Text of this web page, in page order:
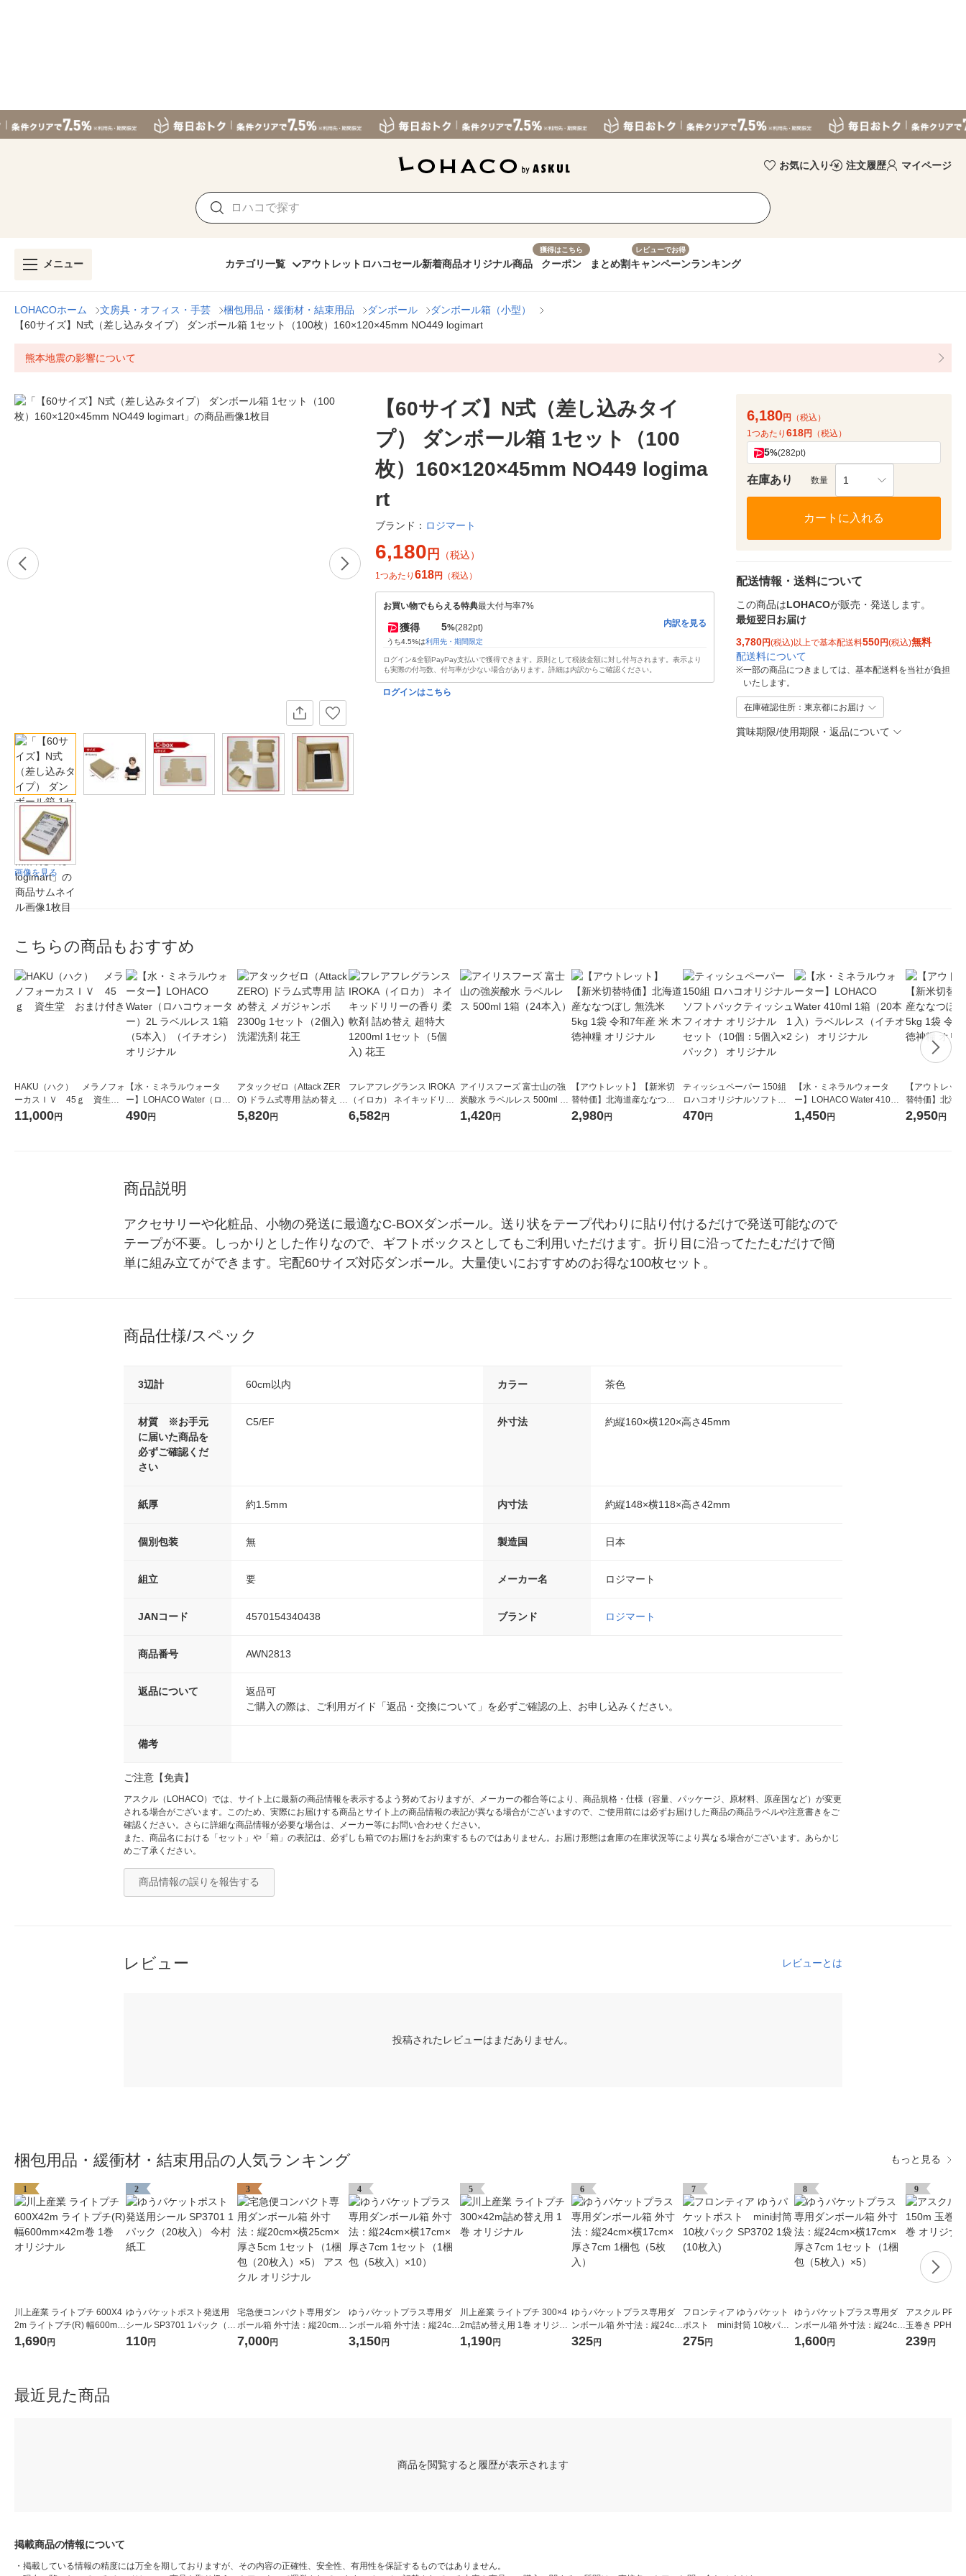
お気に入り 注文履歴 マイページ
メニュー カテゴリ一覧 アウトレット ロハコセール新着商品オリジナル商品
獲得はこちら
クーポン まとめ割
レビューでお得
キャンペーンランキング
LOHACOホーム 文房具・オフィス・手芸 梱包用品・緩衝材・結束用品 ダンボール
ダンボール箱（小型）
【60サイズ】N式（差し込みタイプ） ダンボール箱 1セット（100枚）160×120×45mm NO449 logimart
熊本地震の影響について
画像を見る
【60サイズ】N式（差し込みタイ
プ） ダンボール箱 1セット（100
枚）160×120×45mm NO449 logima
rt
ブランド： ロジマート
6,180 円 （税込）
1つあたり 618円 （税込）
お買い物でもらえる特典最大付与率7%
獲得 5%(282pt)
うち4.5%は利用先・期間限定
内訳を見る
ログイン&全額PayPay支払いで獲得できます。原則として税抜金額に対し付与されます。表示より
も実際の付与数、付与率が少ない場合があります。詳細は内訳からご確認ください。
ログインはこちら
6,180円
（税込）
1つあたり 618円 （税込）
5%(282pt)
在庫あり 数量 1
カートに入れる
配送情報・送料について
この商品はLOHACOが販売・発送します。
最短翌日お届け
3,780円(税込)以上で基本配送料550円(税込)無料
配送料について
※一部の商品につきましては、基本配送料を当社が負担
いたします。
在庫確認住所：東京都にお届け
賞味期限/使用期限・返品について
こちらの商品もおすすめ
HAKU（ハク） メラノフォ
ーカスＩＶ 45ｇ 資生
堂 おまけ付き
11,000円
【水・ミネラルウォータ
ー】LOHACO Water（ロハ
コウォーター）2L ラベルレ
490円
アタックゼロ（Attack ZER
O) ドラム式専用 詰め替え メ
ガジャンボ 2300g 1セット
（2個入) 洗濯洗剤 花王
5,820円
フレアフレグランス IROKA
（イロカ） ネイキッドリリ
ーの香り 柔軟剤 詰め替え 超
特大 1200ml 1セット（5個
6,582円
アイリスフーズ 富士山の強
炭酸水 ラベルレス 500ml 1
箱（24本入）
1,420円
【アウトレット】【新米切
替特価】北海道産ななつぼ
し 無洗米 5kg 1袋 令和7年産
米 木徳神糧 オリジナル
2,980円
ティッシュペーパー 150組
ロハコオリジナルソフトパ
ックティッシュ フィオナ オ
470円
【水・ミネラルウォータ
ー】LOHACO Water 410ml
1箱（20本入）ラベルレス
（イチオシ） オリジナル
1,450円
【アウトレッ
替特価】北海
し 精白米 5kg
米 木徳神糧 オ
2,950円
商品説明
アクセサリーや化粧品、小物の発送に最適なC-BOXダンボール。送り状をテープ代わりに貼り付けるだけで発送可能なので
テープが不要。しっかりとした作りなので、ギフトボックスとしてもご利用いただけます。折り目に沿ってたたむだけで簡
単に組み立てができます。宅配60サイズ対応ダンボール。大量使いにおすすめのお得な100枚セット。
商品仕様/スペック
3辺計 60cm以内 カラー 茶色
材質 ※お手元
に届いた商品を
必ずご確認くだ
さい
C5/EF 外寸法 約縦160×横120×高さ45mm
紙厚 約1.5mm 内寸法 約縦148×横118×高さ42mm
個別包装 無 製造国 日本
組立 要 メーカー名 ロジマート
JANコード 4570154340438 ブランド ロジマート
商品番号 AWN2813
返品について
返品可
ご購入の際は、ご利用ガイド「返品・交換について」を必ずご確認の上、お申し込みください。
備考
ご注意【免責】
アスクル（LOHACO）では、サイト上に最新の商品情報を表示するよう努めておりますが、メーカーの都合等により、商品規格・仕様（容量、パッケージ、原材料、原産国など）が変更
される場合がございます。このため、実際にお届けする商品とサイト上の商品情報の表記が異なる場合がございますので、ご使用前には必ずお届けした商品の商品ラベルや注意書きをご
確認ください。さらに詳細な商品情報が必要な場合は、メーカー等にお問い合わせください。
また、商品名における「セット」や「箱」の表記は、必ずしも箱でのお届けをお約束するものではありません。お届け形態は倉庫の在庫状況等により異なる場合がございます。あらかじ
めご了承ください。
商品情報の誤りを報告する
レビュー レビューとは
投稿されたレビューはまだありません。
梱包用品・緩衝材・結束用品の人気ランキング もっと見る
1
川上産業 ライトプチ 600X4
2m ライトプチ(R) 幅600mm
×42m巻 1巻 オリジナル
1,690円
2
ゆうパケットポスト発送用
シール SP3701 1パック（20
枚入） 今村紙工
110円
3
宅急便コンパクト専用ダン
ボール箱 外寸法：縦20cm×
横25cm×厚さ5cm 1セット
（1梱包（20枚入）×5） ア
7,000円
4
ゆうパケットプラス専用ダ
ンボール箱 外寸法：縦24cm
×横17cm×厚さ7cm 1セット
（1梱包（5枚入）×10）
3,150円
5
川上産業 ライトプチ 300×4
2m詰め替え用 1巻 オリジナ
ル
1,190円
6
ゆうパケットプラス専用ダ
ンボール箱 外寸法：縦24cm
×横17cm×厚さ7cm 1梱包
325円
7
フロンティア ゆうパケット
ポスト mini封筒 10枚パッ
ク SP3702 1袋(10枚入)
275円
8
ゆうパケットプラス専用ダ
ンボール箱 外寸法：縦24cm
×横17cm×厚さ7cm 1セット
（1梱包（5枚入）×5）
1,600円
9
アスクル PP荷
玉巻き
ナル
239円
最近見た商品
商品を閲覧すると履歴が表示されます
掲載商品の情報について
・ 掲載している情報の精度には万全を期しておりますが、その内容の正確性、安全性、有用性を保証するものではありません。